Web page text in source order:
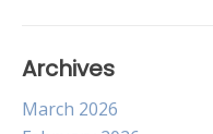
Archives
March 2026